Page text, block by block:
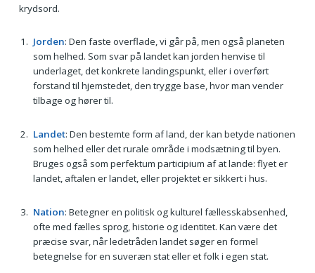
krydsord.
Jorden: Den faste overflade, vi går på, men også planeten
som helhed. Som svar på landet kan jorden henvise til
underlaget, det konkrete landingspunkt, eller i overført
forstand til hjemstedet, den trygge base, hvor man vender
tilbage og hører til.
Landet: Den bestemte form af land, der kan betyde nationen
som helhed eller det rurale område i modsætning til byen.
Bruges også som perfektum participium af at lande: flyet er
landet, aftalen er landet, eller projektet er sikkert i hus.
Nation: Betegner en politisk og kulturel fællesskabsenhed,
ofte med fælles sprog, historie og identitet. Kan være det
præcise svar, når ledetråden landet søger en formel
betegnelse for en suveræn stat eller et folk i egen stat.